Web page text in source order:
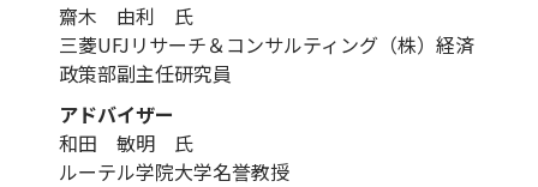
齋木 由利 氏
三菱UFJリサーチ＆コンサルティング（株）経済
政策部副主任研究員
アドバイザー
和田 敏明 氏
ルーテル学院大学名誉教授